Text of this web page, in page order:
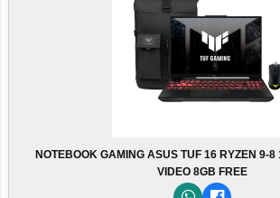
NOTEBOOK GAMING ASUS TUF 16 RYZEN 9-
VIDEO 8GB FREE